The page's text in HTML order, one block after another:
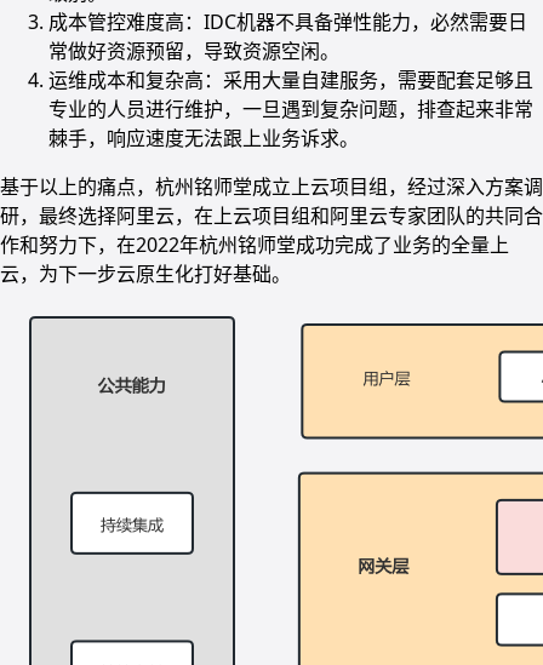
成本管控难度高：IDC机器不具备弹性能力，必然需要日
常做好资源预留，导致资源空闲。
运维成本和复杂高：采用大量自建服务，需要配套足够且
专业的人员进行维护，一旦遇到复杂问题，排查起来非常
棘手，响应速度无法跟上业务诉求。
基于以上的痛点，杭州铭师堂成立上云项目组，经过深入方案调
研，最终选择阿里云，在上云项目组和阿里云专家团队的共同合
作和努力下，在2022年杭州铭师堂成功完成了业务的全量上
云，为下一步云原生化打好基础。